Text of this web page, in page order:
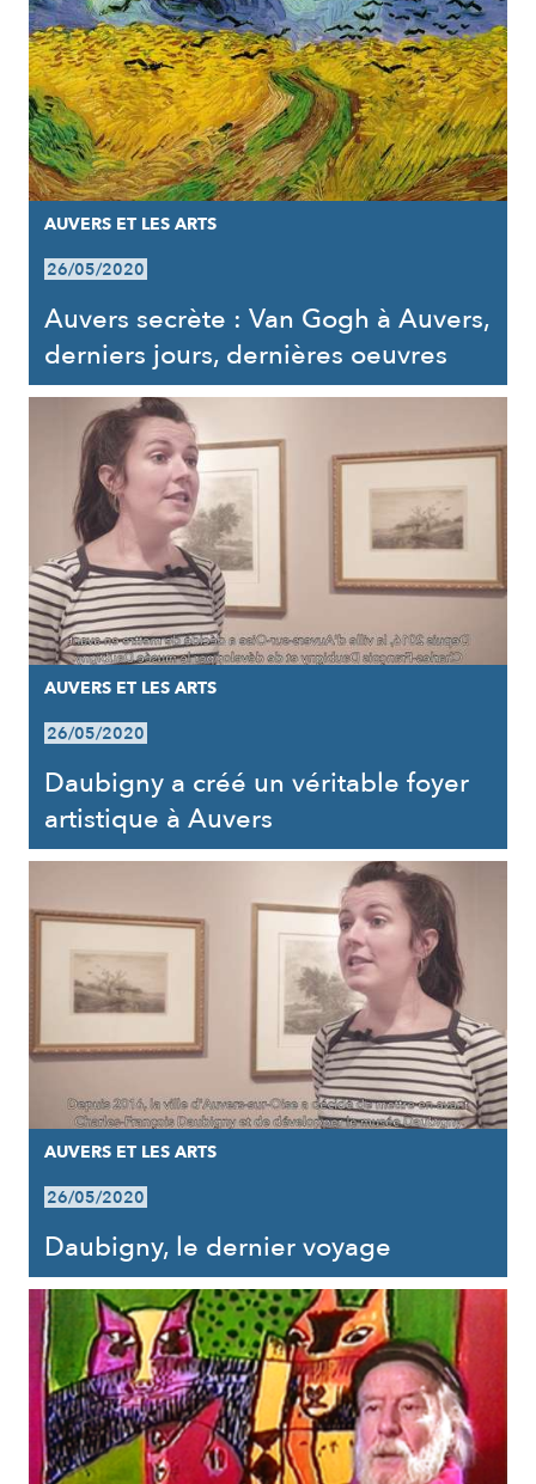
AUVERS ET LES ARTS
26/05/2020
Auvers secrète : Van Gogh à Auvers,
derniers jours, dernières oeuvres
AUVERS ET LES ARTS
26/05/2020
Daubigny a créé un véritable foyer
artistique à Auvers
AUVERS ET LES ARTS
26/05/2020
Daubigny, le dernier voyage